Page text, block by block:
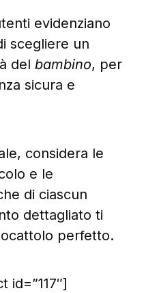
evidenziano
scegliere un
delbambino, per
sicura e
considera le
e le
di ciascun
dettagliato ti
perfetto.
id=”117″]